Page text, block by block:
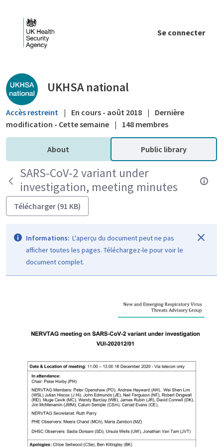
Se connecter
Public library - UKHSA national
UKHSA national
Accès restreint | En cours - août 2018 |
Dernière
modification - Cette semaine | 148 membres
About Public library
SARS-CoV-2 variant under
investigation, meeting minutes
Télécharger (91 KB)
Informations: L'aperçu du document peut ne pas
afficher toutes les pages. Téléchargez-le pour voir le
document complet.